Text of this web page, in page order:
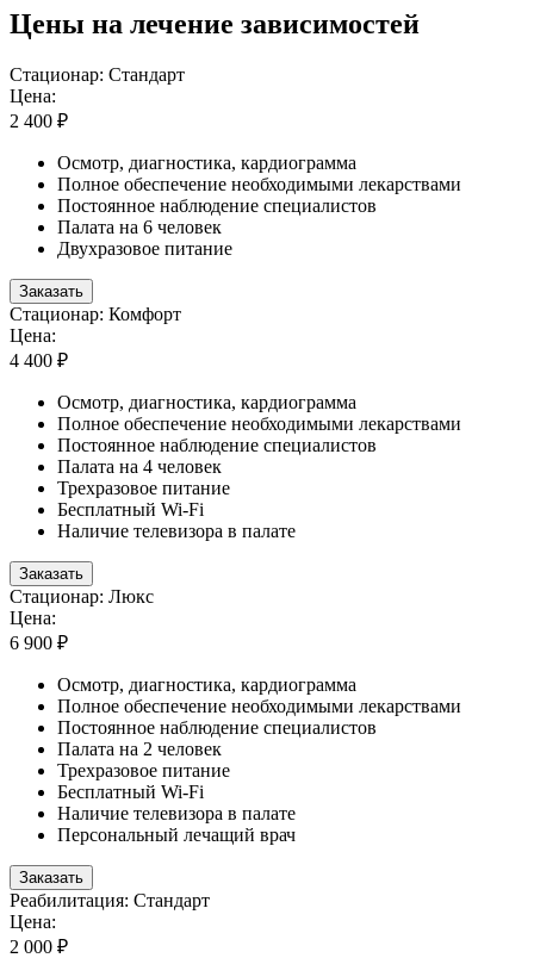
Цены на лечение зависимостей
Стационар: Стандарт
Цена:
2 400 ₽
Осмотр, диагностика, кардиограмма
Полное обеспечение необходимыми лекарствами
Постоянное наблюдение специалистов
Палата на 6 человек
Двухразовое питание
Заказать
Стационар: Комфорт
Цена:
4 400 ₽
Осмотр, диагностика, кардиограмма
Полное обеспечение необходимыми лекарствами
Постоянное наблюдение специалистов
Палата на 4 человек
Трехразовое питание
Бесплатный Wi-Fi
Наличие телевизора в палате
Заказать
Стационар: Люкс
Цена:
6 900 ₽
Осмотр, диагностика, кардиограмма
Полное обеспечение необходимыми лекарствами
Постоянное наблюдение специалистов
Палата на 2 человек
Трехразовое питание
Бесплатный Wi-Fi
Наличие телевизора в палате
Персональный лечащий врач
Заказать
Реабилитация: Стандарт
Цена:
2 000 ₽